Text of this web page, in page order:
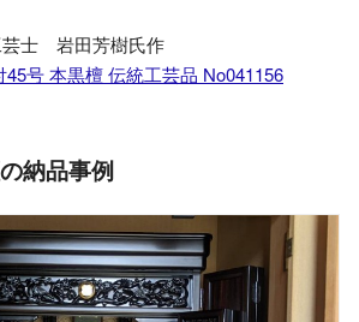
士 岩田芳樹氏作
号 本黒檀 伝統工芸品 No041156
納品事例